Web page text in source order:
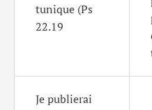
tunique (Ps
22.19
Je publierai